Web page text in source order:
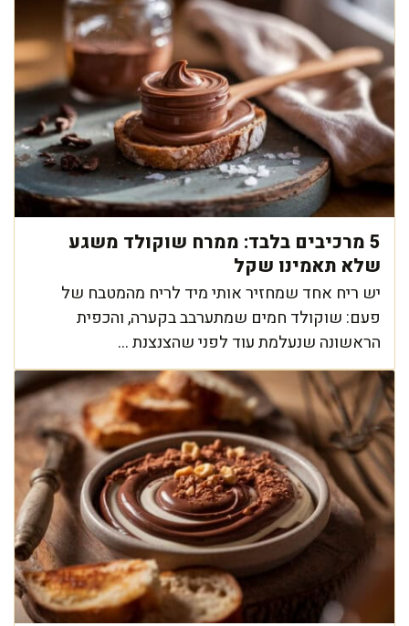
5 מרכיבים בלבד: ממרח שוקולד משגע
שלא תאמינו שקל
יש ריח אחד שמחזיר אותי מיד לריח מהמטבח של
פעם: שוקולד חמים שמתערבב בקערה, והכפית
הראשונה שנעלמת עוד לפני שהצנצנת ...